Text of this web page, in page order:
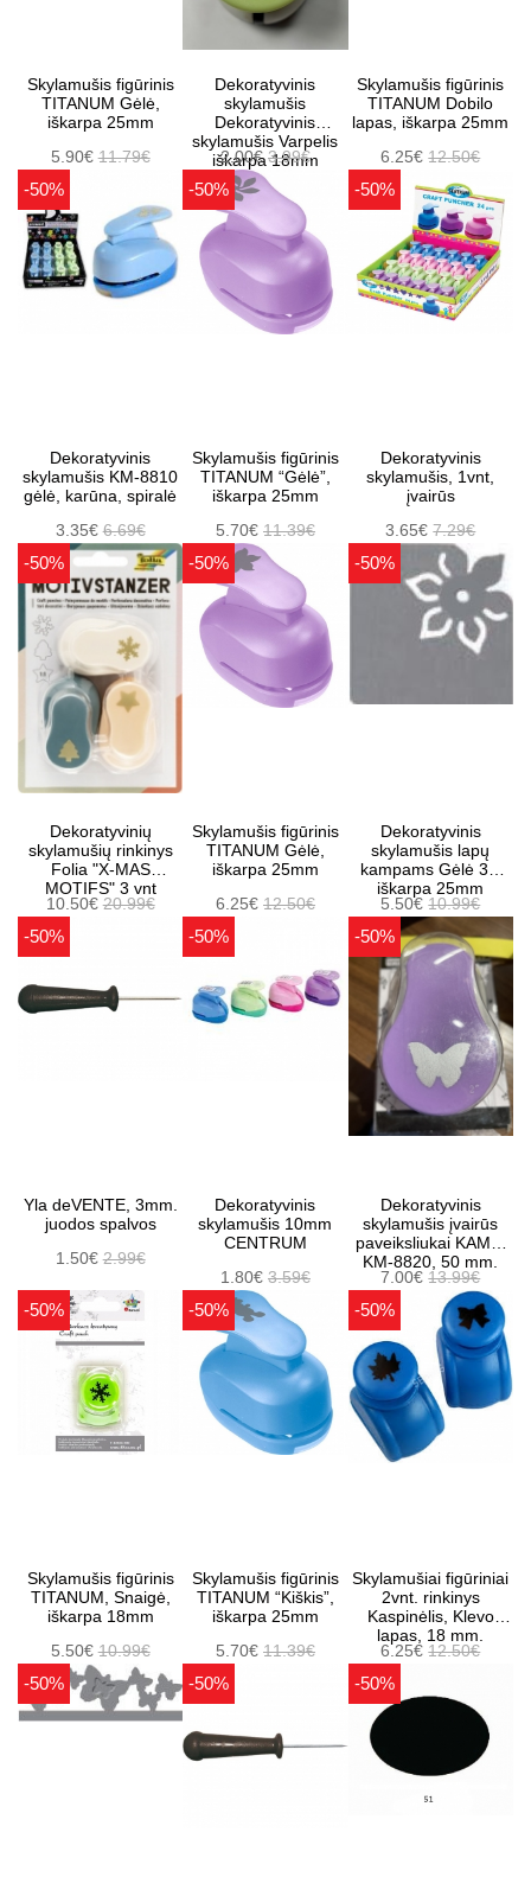
Skylamušis figūrinis
TITANUM Gėlė,
iškarpa 25mm
5.90€11.79€
Dekoratyvinis
skylamušis
Dekoratyvinis
skylamušis Varpelis
iškarpa 18mm
2.00€3.99€
Skylamušis figūrinis
TITANUM Dobilo
lapas, iškarpa 25mm
6.25€12.50€
-50%
Dekoratyvinis
skylamušis KM-8810
gėlė, karūna, spiralė
3.35€6.69€
-50%
Skylamušis figūrinis
TITANUM “Gėlė”,
iškarpa 25mm
5.70€ 11.39€
-50%
Dekoratyvinis
skylamušis, 1vnt,
įvairūs
3.65€7.29€
-50%
Dekoratyvinių
skylamušių rinkinys
Folia "X-MAS
MOTIFS" 3 vnt
10.50€20.99€
-50%
Skylamušis figūrinis
TITANUM Gėlė,
iškarpa 25mm
6.25€ 12.50€
-50%
Dekoratyvinis
skylamušis lapų
kampams Gėlė 3D
iškarpa 25mm
5.50€10.99€
-50%
Yla deVENTE, 3mm.
juodos spalvos
1.50€2.99€
-50%
Dekoratyvinis
skylamušis 10mm
CENTRUM
1.80€ 3.59€
-50%
Dekoratyvinis
skylamušis įvairūs
paveiksliukai KAMEI
KM-8820, 50 mm.
7.00€13.99€
-50%
Skylamušis figūrinis
TITANUM, Snaigė,
iškarpa 18mm
5.50€10.99€
-50%
Skylamušis figūrinis
TITANUM “Kiškis”,
iškarpa 25mm
5.70€ 11.39€
-50%
Skylamušiai figūriniai
2vnt. rinkinys
Kaspinėlis, Klevo
lapas, 18 mm.
6.25€12.50€
-50% -50% -50%